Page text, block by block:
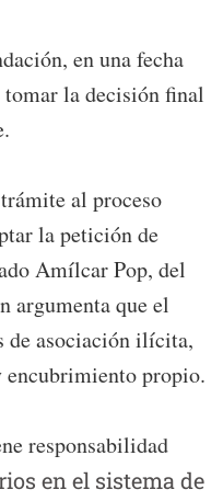
en una fecha
la decisión final
al proceso
la petición de
Amílcar Pop, del
argumenta que el
de asociación ilícita,
propio.
responsabilidad
en el sistema de